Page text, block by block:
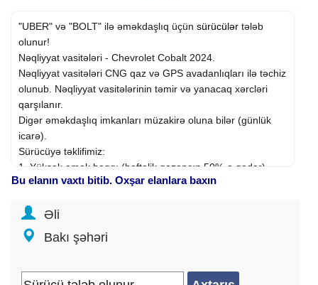
"UBER" və "BOLT" ilə əməkdaşlıq üçün sürücülər tələb
olunur!
Nəqliyyat vasitələri - Chevrolet Cobalt 2024.
Nəqliyyat vasitələri CNG qaz və GPS avadanlıqları ilə təchiz
olunub. Nəqliyyat vasitələrinin təmir və yanacaq xərcləri
qarşılanır.
Digər əməkdaşlıq imkanları müzakirə oluna bilər (günlük
icarə).
Sürücüyə təklifimiz:
1. Yüksək əmək haqqı (həftəlik qazancın 50%-a qədər).
2. Aylıq internet xərci.
1. Gündəlik minimal gəlir - 85 manat və 22 gediş.
2. Sertifikat.
3. Narkoloji arayış.
5. Yüksək intizam, məsuliyyət və işgüzarlıq.
Bu elanın vaxtı bitib. Oxşar elanlara baxın
Əli
Bakı şəhəri